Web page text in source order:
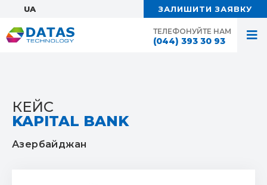
ТЕЛЕФОНУЙТЕ НАМ
(044) 393 30 93
UA: ЗАЛИШИТИ ЗАЯВКУ
КЕЙС
KAPITAL BANK
Азербайджан